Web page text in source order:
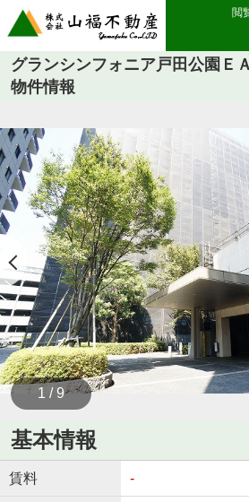
閲
グランシンフォニア戸田公園Ｅ
物件情報
1 / 9
基本情報
賃料 -